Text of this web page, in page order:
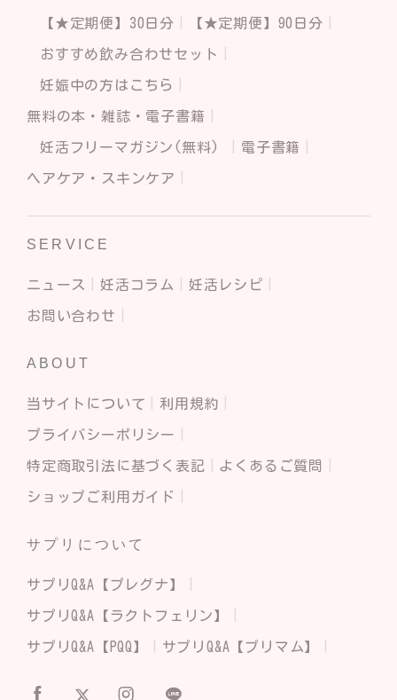
【★定期便】30日分 【★定期便】90日分
おすすめ飲み合わせセット
妊娠中の方はこちら
無料の本・雑誌・電子書籍
妊活フリーマガジン(無料) 電子書籍
ヘアケア・スキンケア
SERVICE
ニュース 妊活コラム 妊活レシピ
お問い合わせ
ABOUT
当サイトについて 利用規約
プライバシーポリシー
特定商取引法に基づく表記 よくあるご質問
ショップご利用ガイド
サプリについて
サプリQ&A【プレグナ】
サプリQ&A【ラクトフェリン】
サプリQ&A【PQQ】 サプリQ&A【プリマム】